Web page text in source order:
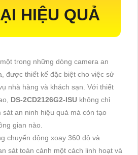
HIỆU QUẢ
trong những dòng camera an
được thiết kế đặc biệt cho việc sử
nhà hàng và khách sạn. Với thiết
DS-2CD2126G2-ISU không chỉ
sát an ninh hiệu quả mà còn tạo
gian nào.
chuyển động xoay 360 độ và
sát toàn cảnh một cách linh hoạt và